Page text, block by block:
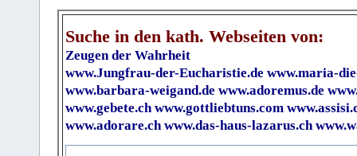
Suche in den kath. Webseiten von:
Zeugen der Wahrheit
www.Jungfrau-der-Eucharistie.de www.maria-
www.barbara-weigand.de www.adoremus.de
www.gebete.ch www.gottliebtuns.com
www.adorare.ch www.das-haus-lazarus.ch